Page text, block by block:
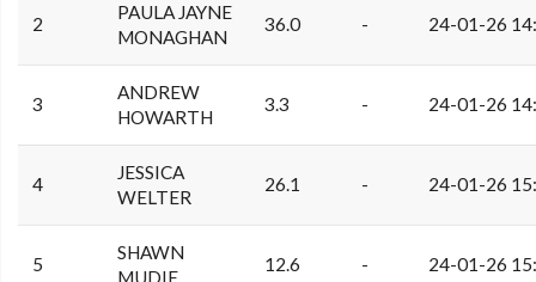
2
PAULA JAYNE
MONAGHAN
36.0 - 24-01-26
3
ANDREW
HOWARTH
3.3 - 24-01-26
4
JESSICA
WELTER
26.1 - 24-01-26
5
SHAWN
MUDIE
12.6 - 24-01-26